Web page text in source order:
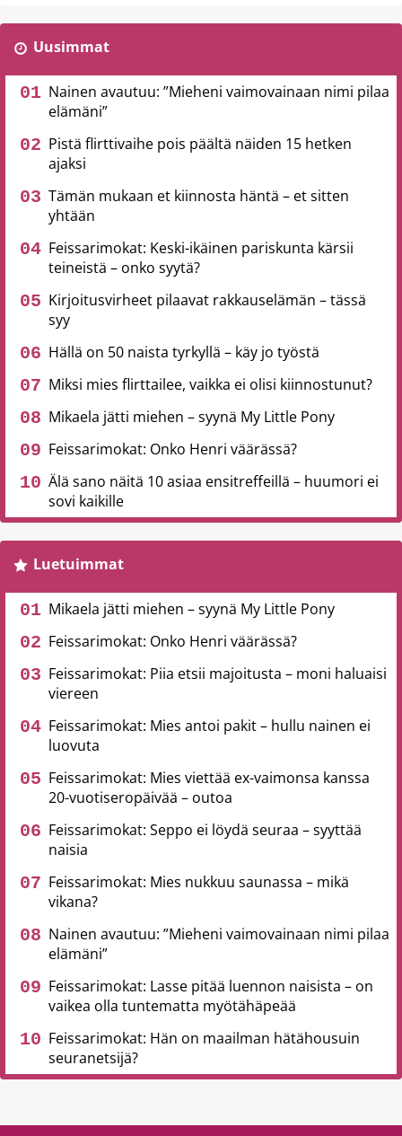
Uusimmat
Nainen avautuu: ”Mieheni vaimovainaan nimi pilaa
elämäni”
Pistä flirttivaihe pois päältä näiden 15 hetken
ajaksi
Tämän mukaan et kiinnosta häntä – et sitten
yhtään
Feissarimokat: Keski-ikäinen pariskunta kärsii
teineistä – onko syytä?
Kirjoitusvirheet pilaavat rakkauselämän – tässä
syy
Hällä on 50 naista tyrkyllä – käy jo työstä
Miksi mies flirttailee, vaikka ei olisi kiinnostunut?
Mikaela jätti miehen – syynä My Little Pony
Feissarimokat: Onko Henri väärässä?
Älä sano näitä 10 asiaa ensitreffeillä – huumori ei
sovi kaikille
Luetuimmat
Mikaela jätti miehen – syynä My Little Pony
Feissarimokat: Onko Henri väärässä?
Feissarimokat: Piia etsii majoitusta – moni haluaisi
viereen
Feissarimokat: Mies antoi pakit – hullu nainen ei
luovuta
Feissarimokat: Mies viettää ex-vaimonsa kanssa
20-vuotiseropäivää – outoa
Feissarimokat: Seppo ei löydä seuraa – syyttää
naisia
Feissarimokat: Mies nukkuu saunassa – mikä
vikana?
Nainen avautuu: ”Mieheni vaimovainaan nimi pilaa
elämäni”
Feissarimokat: Lasse pitää luennon naisista – on
vaikea olla tuntematta myötähäpeää
Feissarimokat: Hän on maailman hätähousuin
seuranetsijä?